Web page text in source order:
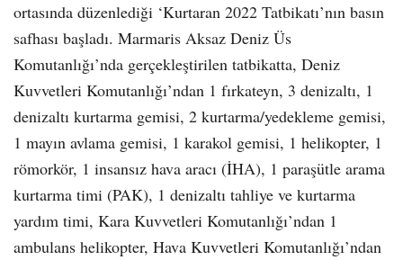
ortasında düzenlediği ‘Kurtaran 2022 Tatbikatı’nın basın
safhası başladı. Marmaris Aksaz Deniz Üs
Komutanlığı’nda gerçekleştirilen tatbikatta, Deniz
Kuvvetleri Komutanlığı’ndan 1 fırkateyn, 3 denizaltı, 1
denizaltı kurtarma gemisi, 2 kurtarma/yedekleme gemisi,
1 mayın avlama gemisi, 1 karakol gemisi, 1 helikopter, 1
römorkör, 1 insansız hava aracı (İHA), 1 paraşütle arama
kurtarma timi (PAK), 1 denizaltı tahliye ve kurtarma
yardım timi, Kara Kuvvetleri Komutanlığı’ndan 1
ambulans helikopter, Hava Kuvvetleri Komutanlığı’ndan